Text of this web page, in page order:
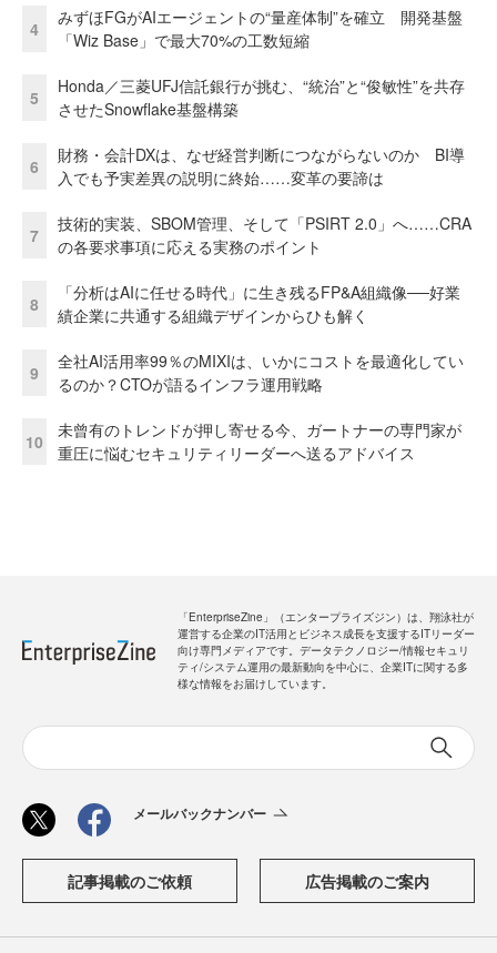
4
みずほFGがAIエージェントの“量産体制”を確立 開発基盤
「Wiz Base」で最大70%の工数短縮
5
Honda／三菱UFJ信託銀行が挑む、“統治”と“俊敏性”を共存
させたSnowflake基盤構築
6
財務・会計DXは、なぜ経営判断につながらないのか BI導
入でも予実差異の説明に終始……変革の要諦は
7
技術的実装、SBOM管理、そして「PSIRT 2.0」へ……CRA
の各要求事項に応える実務のポイント
8
「分析はAIに任せる時代」に生き残るFP&A組織像──好業
績企業に共通する組織デザインからひも解く
9
全社AI活用率99％のMIXIは、いかにコストを最適化してい
るのか？CTOが語るインフラ運用戦略
10
未曾有のトレンドが押し寄せる今、ガートナーの専門家が
重圧に悩むセキュリティリーダーへ送るアドバイス
「EnterpriseZine」（エンタープライズジン）は、翔泳社が
運営する企業のIT活用とビジネス成長を支援するITリーダー
向け専門メディアです。データテクノロジー/情報セキュリ
ティ/システム運用の最新動向を中心に、企業ITに関する多
様な情報をお届けしています。
メールバックナンバー
記事掲載のご依頼 広告掲載のご案内